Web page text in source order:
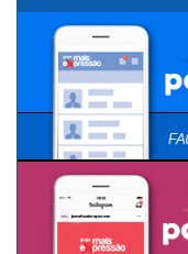
MÍDIAS SOCIAIS